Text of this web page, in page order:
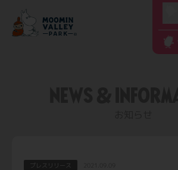
プレスリリース